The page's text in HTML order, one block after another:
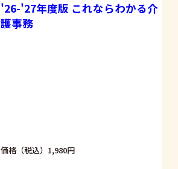
'26-'27年度版 これならわかる介
護事務
価格（税込）1,980円